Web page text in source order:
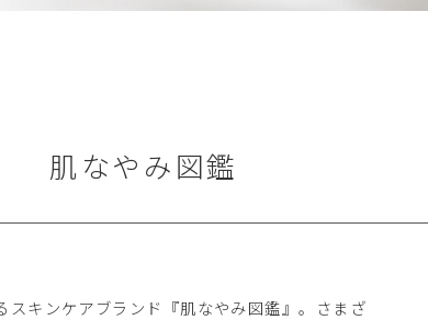
肌なやみ図鑑
キンケアブランド『肌なやみ図鑑』。さまざ